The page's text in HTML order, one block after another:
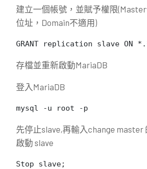
建立一個帳號，並賦予權限
位址，Domain不適用)
GRANT replication slave ON
存檔並重新啟動MariaDB
登入MariaDB
mysql -u root -p
先停止slave,再輸入change master
啟動 slave
Stop slave;